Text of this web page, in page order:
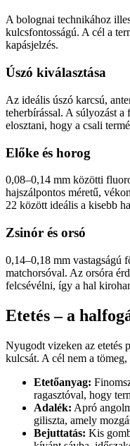
A bolognai technikához
kulcsfontosságú. A cél a
kapásjelzés.
Úszó kiválasztása
Az ideális úszó karcsú,
teherbírással. A súlyozást
elosztani, hogy a csali
Előke és horog
0,08–0,14 mm közötti
hajszálpontos méretű,
22 között ideális a kisebb
Zsinór és orsó
0,14–0,18 mm vastagságú
matchorsóval. Az orsóra
felcsévélni, így a hal
Etetés – a
Nyugodt vizeken az etetés
kulcsát. A cél nem a
Etetőanyag:
ragasztóval, hogy
Adalék: Apró
giliszta, amely
Bejuttatás: Kis